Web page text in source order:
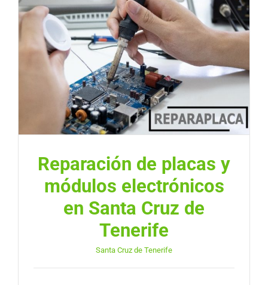
Reparación de placas y
módulos electrónicos
en Santa Cruz de
Tenerife
Santa Cruz de Tenerife